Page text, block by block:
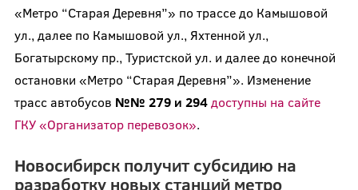
«Метро “Старая Деревня”» по трассе до Камышовой
ул., далее по Камышовой ул., Яхтенной ул.,
Богатырскому пр., Туристской ул. и далее до конечной
остановки «Метро “Старая Деревня”». Изменение
трасс автобусов №№ 279 и 294 доступны на сайте
ГКУ «Организатор перевозок».
Новосибирск получит субсидию на
разработку новых станций метро